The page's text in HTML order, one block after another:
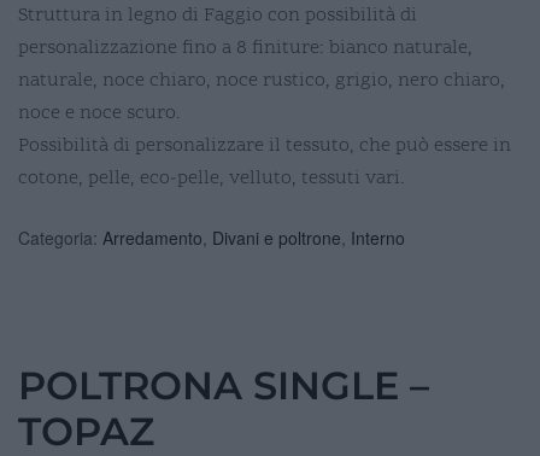
Struttura in legno di Faggio con possibilità di
personalizzazione fino a 8 finiture: bianco naturale,
naturale, noce chiaro, noce rustico, grigio, nero chiaro,
noce e noce scuro.
Possibilità di personalizzare il tessuto, che può essere in
cotone, pelle, eco-pelle, velluto, tessuti vari.
Categoria: Arredamento Divani e poltrone Interno
POLTRONA SINGLE –
TOPAZ